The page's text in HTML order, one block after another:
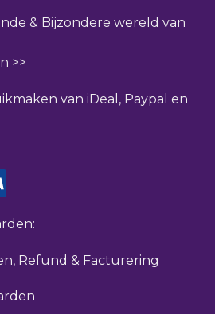
& Bijzondere wereld van
>>
van iDeal, Paypal en
Refund & Facturering